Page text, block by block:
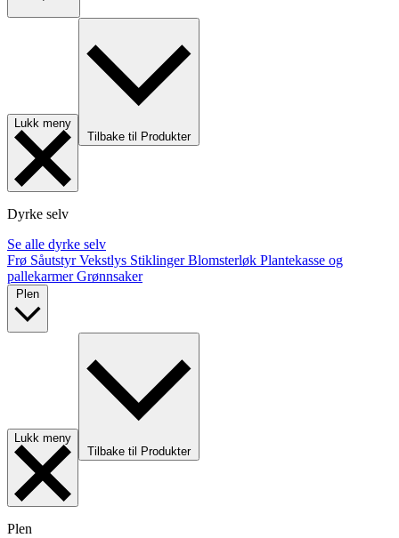
Lukk meny
Tilbake til Produkter
Dyrke selv
Se alle dyrke selv
Frø SåutstyrVekstlys StiklingerBlomsterløk Plantekasse og
pallekarmerGrønnsaker
Lukk meny
Tilbake til Produkter
Plen